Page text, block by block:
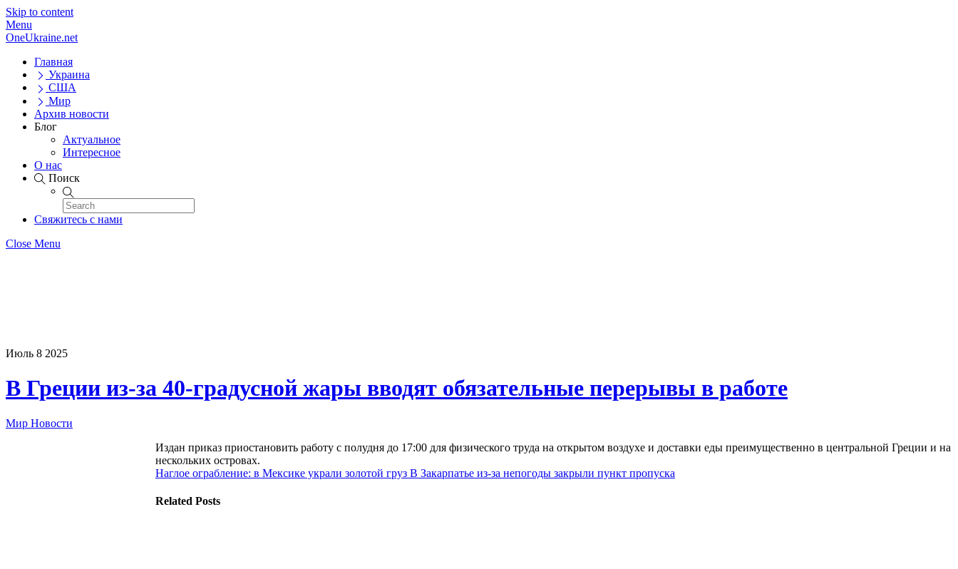
Skip to content
Menu
OneUkraine.net
Главная
Украина
США
Мир
Архив новости
Блог
Актуальное
Интересное
О нас
Поиск
Свяжитесь с нами
Close Menu
Июль 8 2025
В Греции из-за 40-градусной жары вводят обязательные перерывы в работе
Мир Новости
Издан приказ приостановить работу с полудня до 17:00 для физического труда на открытом воздухе и доставки еды преимущественно в центральной Греции и на
нескольких островах.
Наглое ограбление: в Мексике украли золотой груз В Закарпатье из-за непогоды закрыли пункт пропуска
Related Posts